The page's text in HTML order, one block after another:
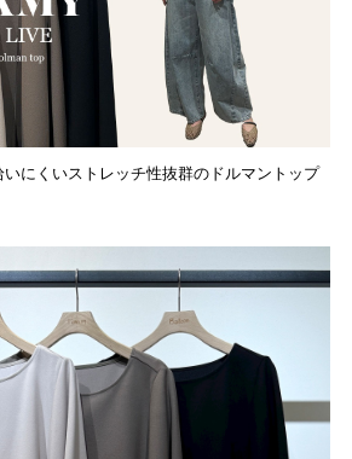
にくいストレッチ性抜群のドルマントップ